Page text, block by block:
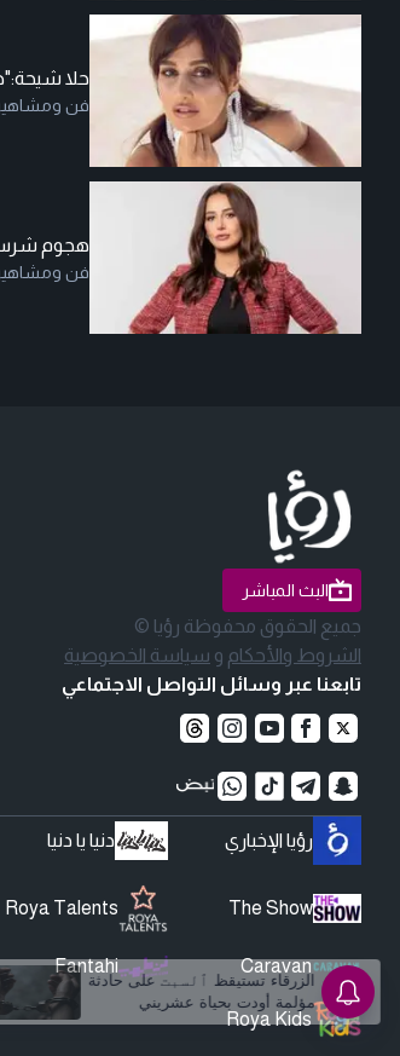
حلا
فن
هجوم
فن
البث المباشر
جميع الحقوق محفوظة رؤيا ©
الشروط والأحكام و سياسة الخصوصية
تابعنا عبر وسائل التواصل الاجتماعي
رؤيا الإخباري دنيا يا دنيا
The Show
Roya Talents
Caravan
Fantahi
Roya Kids
الزرقاء تستيقظ ٱلسبت على حادثة
مؤلمة أودت بحياة عشريني